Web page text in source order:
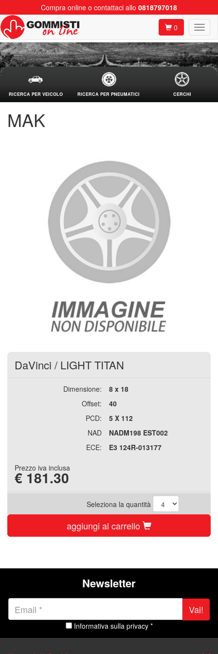
Compra online o contattaci allo 0818797018
0
RICERCA PER VEICOLO RICERCA PER PNEUMATICI CERCHI
MAK
DaVinci / LIGHT TITAN
Dimensione:
8 x 18
Offset:
40
PCD:
5 X 112
NAD
NADM198 EST002
ECE:
E3 124R-013177
Prezzo iva inclusa
€ 181.30
Seleziona la quantità
aggiungi al carrello
Newsletter
Vai!
Informativa sulla privacy *